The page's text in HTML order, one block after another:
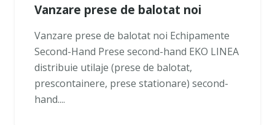
Vanzare prese de balotat noi
Vanzare prese de balotat noi Echipamente
Second-Hand Prese second-hand EKO LINEA
distribuie utilaje (prese de balotat,
prescontainere, prese stationare) second-
hand....